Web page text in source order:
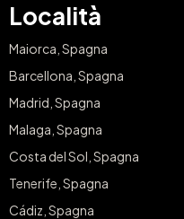
Località
Maiorca, Spagna
Barcellona, Spagna
Madrid, Spagna
Malaga, Spagna
Costa del Sol, Spagna
Tenerife, Spagna
Cádiz, Spagna